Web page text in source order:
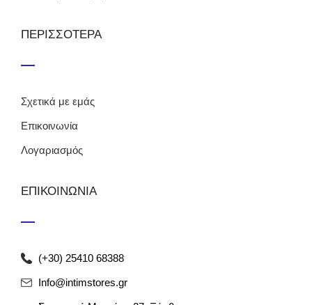
ΠΕΡΙΣΣΟΤΕΡΑ
Σχετικά με εμάς
Επικοινωνία
Λογαριασμός
ΕΠΙΚΟΙΝΩΝΙΑ
(+30) 25410 68388
Info@intimstores.gr